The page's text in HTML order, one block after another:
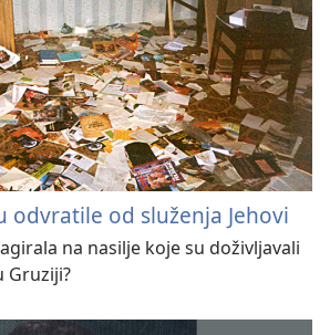
odvratile od služenja Jehovi
na nasilje koje su doživljavali
Gruziji?